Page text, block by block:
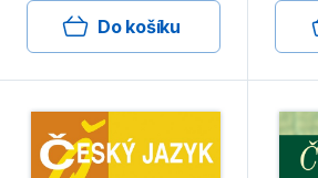
Do košíku